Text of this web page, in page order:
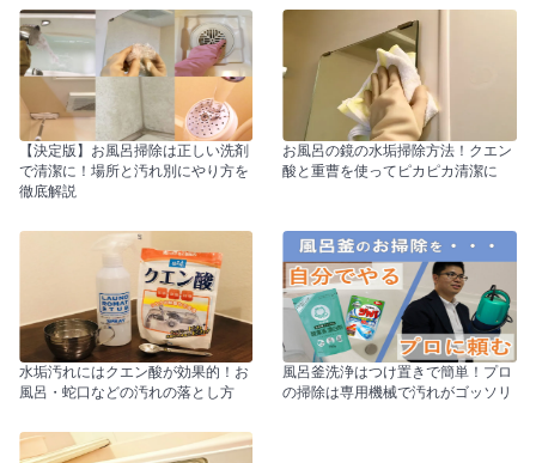
【決定版】お風呂掃除は正しい洗剤
で清潔に！場所と汚れ別にやり方を
徹底解説
お風呂の鏡の水垢掃除方法！クエン
酸と重曹を使ってピカピカ清潔に
水垢汚れにはクエン酸が効果的！お
風呂・蛇口などの汚れの落とし方
風呂釜洗浄はつけ置きで簡単！プロ
の掃除は専用機械で汚れがゴッソリ